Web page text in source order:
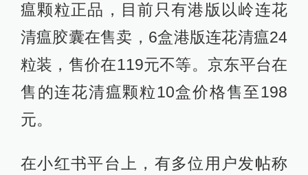
瘟颗粒正品，目前只有港版以岭连花
清瘟胶囊在售卖，6盒港版连花清瘟24
粒装，售价在119元不等。京东平台在
售的连花清瘟颗粒10盒价格售至198
元。
在小红书平台上，有多位用户发帖称